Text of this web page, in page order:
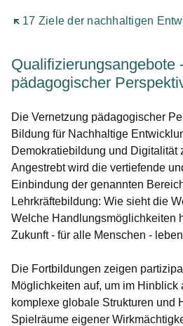
17 Ziele der nachhaltigen
Öffnet sich in einem neuen
Qualifizierungsangebote
pädagogischer
Die Vernetzung pädagogischer
Bildung für Nachhaltige
Demokratiebildung und Digitalität
Angestrebt wird die vertiefende
Einbindung der genannten
Lehrkräftebildung: Wie sieht die
Welche Handlungsmöglichkeiten
Zukunft - für alle Menschen -
Die Fortbildungen zeigen
Möglichkeiten auf, um im Hinblick
komplexe globale Strukturen und
Spielräume eigener